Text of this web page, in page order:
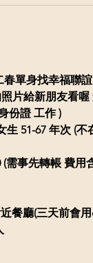
春單身找幸福聯
片給新朋友看喔
份證 工作 )
生 51-67 年次 ​(不
(需事先轉帳 費
餐廳(三天前會